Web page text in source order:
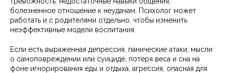
болезненное отношение к неудачам. Психолог может
работать и с родителями отдельно, чтобы изменить
неэффективные модели воспитания.
Если есть выраженная депрессия, панические атаки, мысли
о самоповреждении или суициде, потеря веса и сна на
фоне игнорирования еды и отдыха, агрессия, опасная для